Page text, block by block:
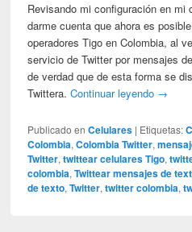
Revisando mi configuración en mi
darme cuenta que ahora es
operadores Tigo en Colombia, al
servicio de Twitter por mensajes
de verdad que de esta forma se
Twittera.Continuar leyendo →
Publicado en Celulares | Etiquetas:
Colombia,Colombia Twitter,
Twitter,twittear celulares Tigo,
colombia,Twittear mensajes de
de texto,Twitter,twitter colombia,